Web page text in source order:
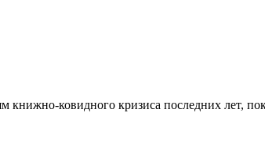
ковидного кризиса последних лет,